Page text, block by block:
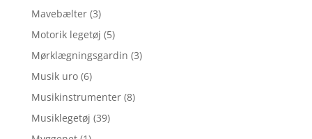
Mavebælter (3)
Motorik legetøj (5)
Mørklægningsgardin (3)
Musik uro (6)
Musikinstrumenter (8)
Musiklegetøj (39)